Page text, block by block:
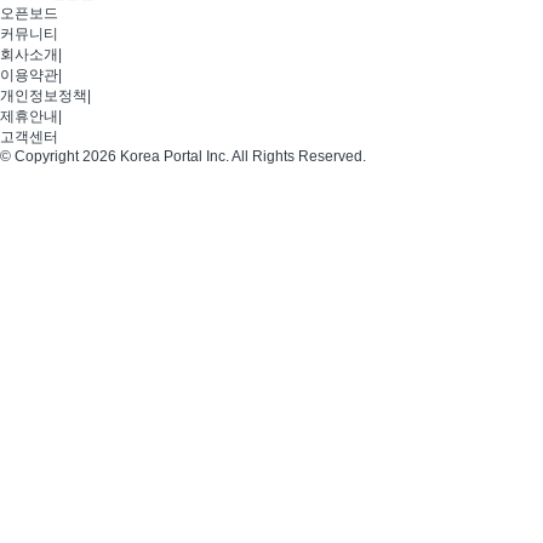
오픈보드
커뮤니티
회사소개
이용약관
개인정보정책
제휴안내
고객센터
© Copyright 2026 Korea Portal Inc. All Rights Reserved.